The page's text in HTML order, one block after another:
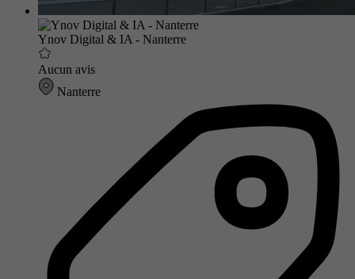
Ynov Digital & IA - Nanterre
Aucun avis
Nanterre